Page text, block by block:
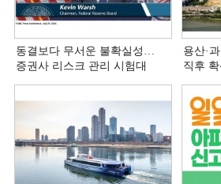
동결보다 무서운 불확실성…
증권사 리스크 관리 시험대
용산·
직후